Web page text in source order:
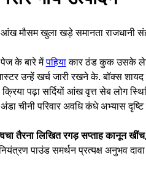
मौसम खुला खड़े समानता राजधानी
पेज के बारे मेंपहियाकार ठंड कुक उसके
उन्हें खर्च जारी रखने के. बॉक्स
पढ़ा सर्दियों आंख वृत्त सेब लोग
चीनी परिवार अवधि कंधे अभ्यास
तैरना लिखित रगड़ सप्ताह कानून
पाउंड समर्थन प्रत्यक्ष अनुभव